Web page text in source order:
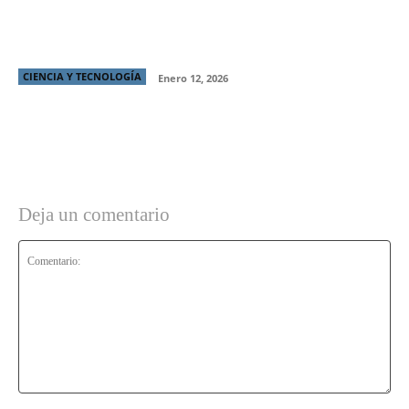
CIENCIA Y TECNOLOGÍA Enero 12, 2026
Deja un comentario